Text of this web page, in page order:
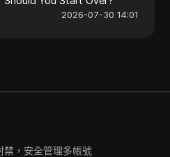
2026-07-30 14:01
禁，安全管理多帳號